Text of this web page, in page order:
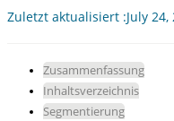
Zuletzt aktualisiert :July
Zusammenfassung
Inhaltsverzeichnis
Segmentierung